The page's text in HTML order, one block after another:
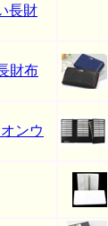
長財
財布
ンウ